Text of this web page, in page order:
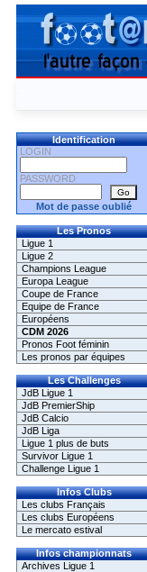
Identification
LOGIN
PASSWORD
Mot de passe oublié
Les Pronos
Ligue 1
Ligue 2
Champions League
Europa League
Coupe de France
Equipe de France
Européens
CDM 2026
Pronos Foot féminin
Les pronos par équipes
Les Challenges
JdB Ligue 1
JdB PremierShip
JdB Calcio
JdB Liga
Ligue 1 plus de buts
Survivor Ligue 1
Challenge Ligue 1
Infos Clubs
Les clubs Français
Les clubs Européens
Le mercato estival
Infos championnats
Archives Ligue 1